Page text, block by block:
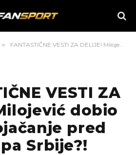
» FANTASTIČNE VESTI ZA DELIJE! Milojević dobio veliko pojačanje pred finale Kupa Srbije?!
VESTI ZA
dobio
pred
Srbije?!